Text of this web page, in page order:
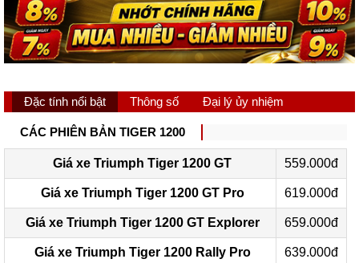
Đặc tính nổi bật Thông số Đại lý ủy nhiệm
CÁC PHIÊN BẢN TIGER 1200
Giá xe Triumph Tiger 1200 GT 559.000đ
Giá xe Triumph Tiger 1200 GT Pro 619.000đ
Giá xe Triumph Tiger 1200 GT Explorer 659.000đ
Giá xe Triumph Tiger 1200 Rally Pro 639.000đ